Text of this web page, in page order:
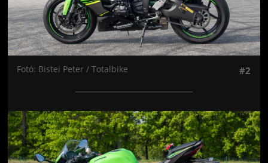
Fotó: Bistei Peter / Totalbike #2
Jön még kép!